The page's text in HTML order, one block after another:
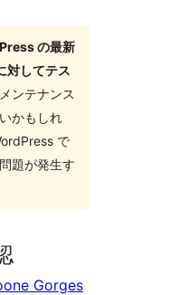
の最新
対してテス
ンテナンス
かもしれ
で
題が発生す
Gorges